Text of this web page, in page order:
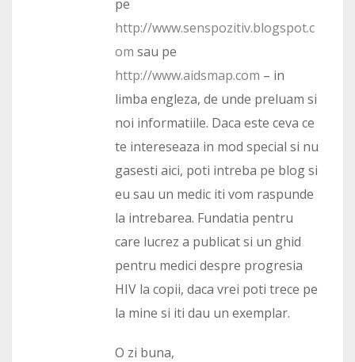
pe
http://www.senspozitiv.blogspot.c
om sau pe
http://www.aidsmap.com – in
limba engleza, de unde preluam si
noi informatiile. Daca este ceva ce
te intereseaza in mod special si nu
gasesti aici, poti intreba pe blog si
eu sau un medic iti vom raspunde
la intrebarea. Fundatia pentru
care lucrez a publicat si un ghid
pentru medici despre progresia
HIV la copii, daca vrei poti trece pe
la mine si iti dau un exemplar.
O zi buna,